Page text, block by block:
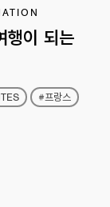
행이 되는
#프랑스